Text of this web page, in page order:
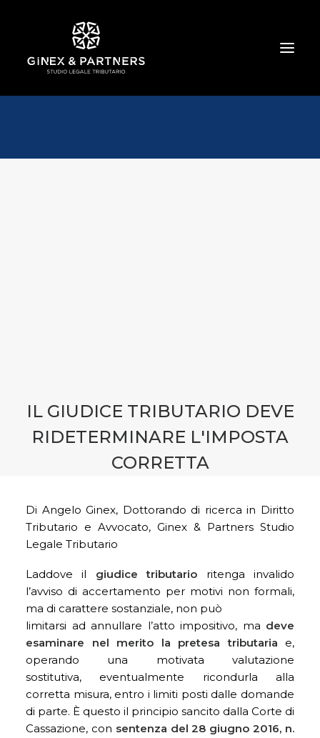
CHI SIAMO
IL GIUDICE TRIBUTARIO DEVE
RIDETERMINARE L'IMPOSTA
CORRETTA
Di Angelo Ginex, Dottorando di ricerca in Diritto
Tributario e Avvocato, Ginex & Partners Studio
Legale Tributario
Laddove il giudice tributario ritenga invalido
l’avviso di accertamento per motivi non formali,
ma di carattere sostanziale, non può
limitarsi ad annullare l’atto impositivo, ma deve
esaminare nel merito la pretesa tributaria e,
operando una motivata valutazione
sostitutiva, eventualmente ricondurla alla
corretta misura, entro i limiti posti dalle domande
di parte. È questo il principio sancito dalla Corte di
Cassazione, con sentenza del 28 giugno 2016, n.